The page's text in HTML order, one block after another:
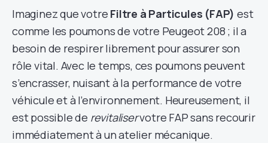
Imaginez que votre Filtre à Particules (FAP) est
comme les poumons de votre Peugeot 208 ; il a
besoin de respirer librement pour assurer son
rôle vital. Avec le temps, ces poumons peuvent
s’encrasser, nuisant à la performance de votre
véhicule et à l’environnement. Heureusement, il
est possible de revitaliservotre FAP sans recourir
immédiatement à un atelier mécanique.